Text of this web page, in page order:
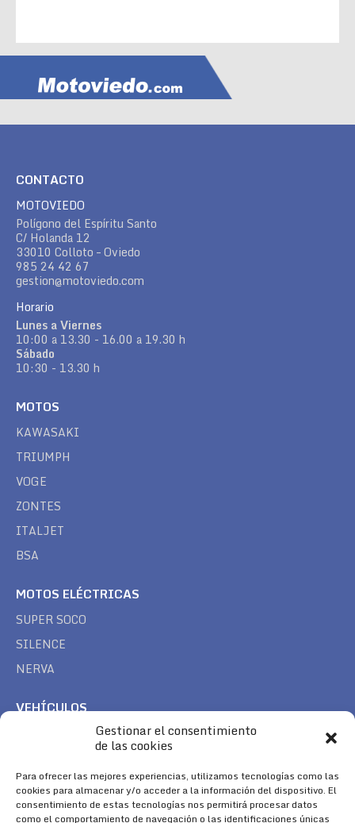
Gestionar el consentimiento
de las cookies
Para ofrecer las mejores experiencias, utilizamos tecnologías como las
cookies para almacenar y/o acceder a la información del dispositivo. El
consentimiento de estas tecnologías nos permitirá procesar datos
como el comportamiento de navegación o las identificaciones únicas
CONTACTO
MOTOVIEDO
Polígono del Espíritu Santo
C/ Holanda 12
33010 Colloto – Oviedo
985 24 42 67
gestion@motoviedo.com
Horario
Lunes a Viernes
10:00 a 13.30 - 16.00 a 19.30 h
Sábado
10:30 - 13.30 h
MOTOS
KAWASAKI
TRIUMPH
VOGE
ZONTES
ITALJET
BSA
MOTOS ELÉCTRICAS
SUPER SOCO
SILENCE
NERVA
VEHÍCULOS
TREK
SÍGUENOS